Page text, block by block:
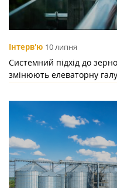
Інтерв'ю 10 липня
Системний підхід до
змінюють елеваторну